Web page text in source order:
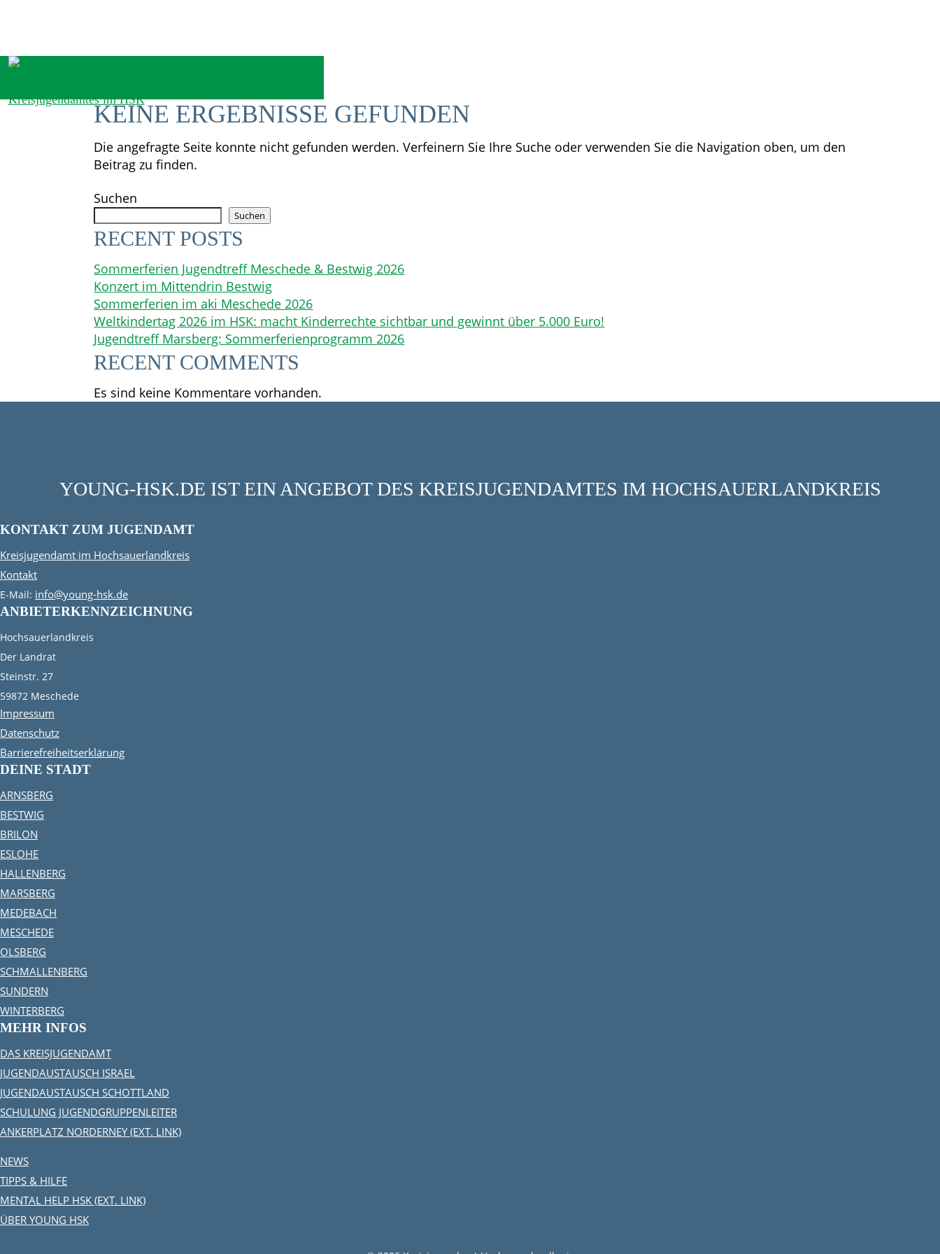
KEINE ERGEBNISSE GEFUNDEN
Die angefragte Seite konnte nicht gefunden werden. Verfeinern Sie Ihre Suche oder verwenden Sie die Navigation oben, um den
Beitrag zu finden.
Suchen
Suchen
RECENT POSTS
Sommerferien Jugendtreff Meschede & Bestwig 2026
Konzert im Mittendrin Bestwig
Sommerferien im aki Meschede 2026
Weltkindertag 2026 im HSK: macht Kinderrechte sichtbar und gewinnt über 5.000 Euro!
Jugendtreff Marsberg: Sommerferienprogramm 2026
RECENT COMMENTS
Es sind keine Kommentare vorhanden.
YOUNG-HSK.DE IST EIN ANGEBOT DES KREISJUGENDAMTES IM HOCHSAUERLANDKREIS
KONTAKT ZUM JUGENDAMT
Kreisjugendamt im Hochsauerlandkreis
Kontakt
E-Mail: info@young-hsk.de
ANBIETERKENNZEICHNUNG
Hochsauerlandkreis
Der Landrat
Steinstr. 27
59872 Meschede
Impressum
Datenschutz
Barrierefreiheitserklärung
DEINE STADT
ARNSBERG
BESTWIG
BRILON
ESLOHE
HALLENBERG
MARSBERG
MEDEBACH
MESCHEDE
OLSBERG
SCHMALLENBERG
SUNDERN
WINTERBERG
MEHR INFOS
DAS KREISJUGENDAMT
JUGENDAUSTAUSCH ISRAEL
JUGENDAUSTAUSCH SCHOTTLAND
SCHULUNG JUGENDGRUPPENLEITER
ANKERPLATZ NORDERNEY (EXT. LINK)
NEWS
TIPPS & HILFE
MENTAL HELP HSK (EXT. LINK)
ÜBER YOUNG HSK